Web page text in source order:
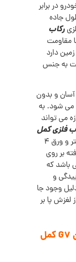
در برابر
جاده
رکاب
مقاومت
زمین دارد
به جنس
آسان و بدون
می شود. به
می تواند
فلزی کمل
از لوله فولادی 38×42 میلیمتر و ورق 4
بر روی
باشد که
و
وجود جا
لغزش پا بر
ویژگی های رکاب تخت فوتون G7 کمل